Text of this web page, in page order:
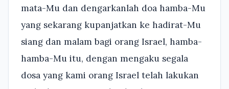
mata-Mu dan dengarkanlah doa hamba-Mu
yang sekarang kupanjatkan ke hadirat-Mu
siang dan malam bagi orang Israel, hamba-
hamba-Mu itu, dengan mengaku segala
dosa yang kami orang Israel telah lakukan